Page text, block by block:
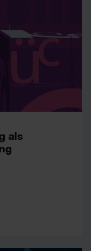
als